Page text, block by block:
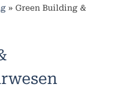
» Green Building &